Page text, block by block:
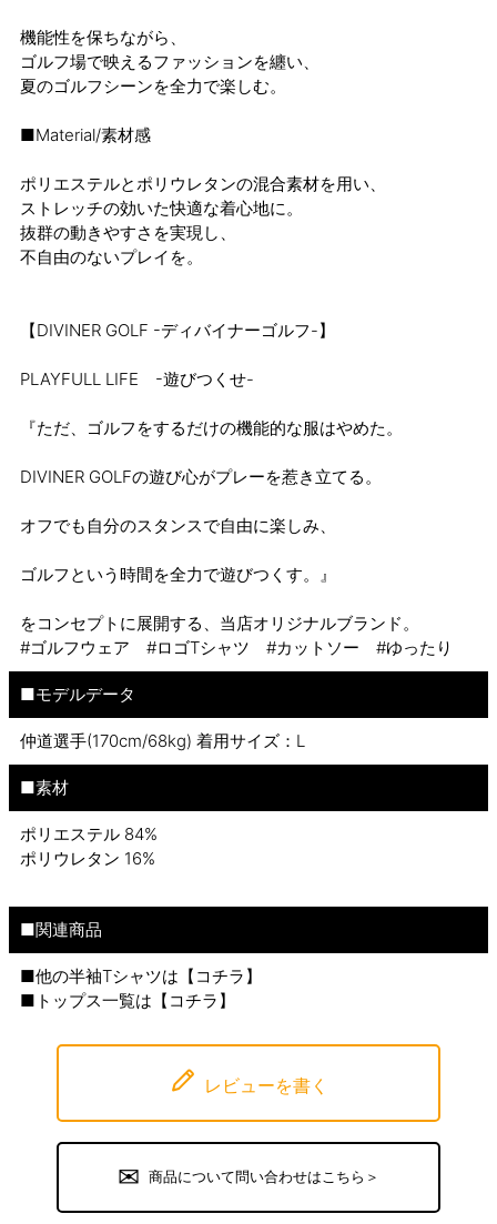
機能性を保ちながら、
ゴルフ場で映えるファッションを纏い、
夏のゴルフシーンを全力で楽しむ。
■Material/素材感
ポリエステルとポリウレタンの混合素材を用い、
ストレッチの効いた快適な着心地に。
抜群の動きやすさを実現し、
不自由のないプレイを。
【DIVINER GOLF -ディバイナーゴルフ-】
PLAYFULL LIFE -遊びつくせ-
『ただ、ゴルフをするだけの機能的な服はやめた。
DIVINER GOLFの遊び心がプレーを惹き立てる。
オフでも自分のスタンスで自由に楽しみ、
ゴルフという時間を全力で遊びつくす。』
をコンセプトに展開する、当店オリジナルブランド。
#ゴルフウェア #ロゴTシャツ #カットソー #ゆったり
■モデルデータ
仲道選手(170cm/68kg) 着用サイズ：L
■素材
ポリエステル 84%
ポリウレタン 16%
■関連商品
■他の半袖Tシャツは【 コチラ 】
■トップス一覧は【 コチラ 】
レビューを書く
商品について問い合わせはこちら＞